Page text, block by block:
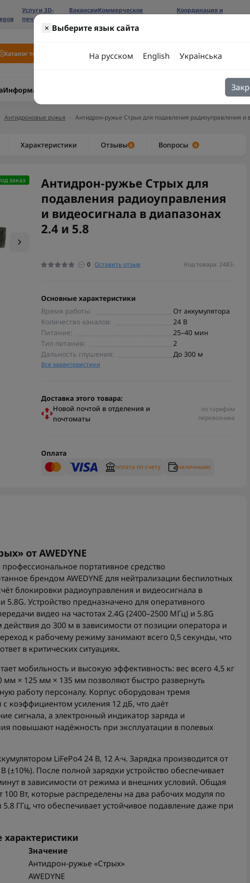
Услуги 3D-
печати
ВакансииКоммерческое
Координация и
Каталог товаров
Информация
Антидроновые ружья Антидрон-ружье Стрых для подавления радиоуправления и
× Выберите язык сайта
На русском English Українська
Характеристики Отзывы 0 Вопросы 0
заказ
Антидрон-ружье Стрых для
подавления радиоуправления
и видеосигнала в диапазонах
2.4 и 5.8
0 Оставить отзыв Код товара: 2483-
Основные характеристики
Время работы:
От аккумулятора
Количество каналов:
24 В
Питание:
25–40 мин
Тип питания:
2
Дальность глушения:
До 300 м
Все характеристики
Доставка этого товара:
Новой почтой в отделения и
почтоматы
по тарифам
перевозчика
Оплата
оплата по счету наличными
от AWEDYNE
портативное средство
брендом AWEDYNE для нейтрализации беспилотных
блокировки радиоуправления и видеосигнала в
5.8G. Устройство предназначено для оперативного
видео на частотах 2.4G (2400–2500 МГц) и 5.8G
до 300 м в зависимости от позиции оператора и
к рабочему режиму занимают всего 0,5 секунды, что
в критических ситуациях.
мобильность и высокую эффективность: вес всего 4,5 кг
мм × 125 мм × 135 мм позволяют быстро развернуть
работу персоналу. Корпус оборудован тремя
коэффициентом усиления 12 дБ, что даёт
сигнала, а электронный индикатор заряда и
повышают надёжность при эксплуатации в полевых
LiFePo4 24 В, 12 А·ч. Зарядка производится от
(±10%). После полной зарядки устройство обеспечивает
в зависимости от режима и внешних условий. Общая
100 Вт, которые распределены на два рабочих модуля по
5.8 ГГц, что обеспечивает устойчивое подавление даже при
Значение
Антидрон-ружье «Стрых»
AWEDYNE